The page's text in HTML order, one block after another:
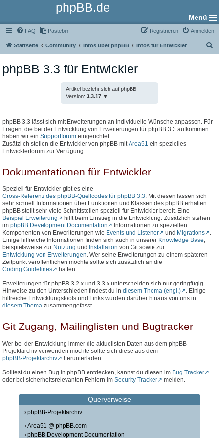
phpBB.de
Menü
FAQ Pastebin Anmelden
Registrieren
Startseite Community Infos über phpBB Infos für Entwickler
phpBB 3.3 für Entwickler
Artikel bezieht sich auf phpBB-
Version: 3.3.17
phpBB 3.3 lässt sich mit Erweiterungen an individuelle Wünsche anpassen. Für
Fragen, die bei der Entwicklung von Erweiterungen für phpBB 3.3 aufkommen
haben wir ein Supportforum eingerichtet.
Zusätzlich stellen die Entwickler von phpBB mit Area51 ein spezielles
Entwicklerforum zur Verfügung.
Dokumentationen für Entwickler
Speziell für Entwickler gibt es eine
Cross-Referenz des phpBB-Quellcodes für phpBB 3.3. Mit diesen lassen sich
sehr schnell Informationen über Funktionen und Klassen des phpBB erhalten.
phpBB stellt sehr viele Schnittstellen speziell für Entwickler bereit. Eine
Beispiel Erweiterung
hilft beim Einstieg in die Entwicklung. Zusätzlich stehen
im phpBB Development Documentation
Informationen zu speziellen
Komponenten von Erweriterungen wie Events und Listener und Migrations
.
Einige hilfreiche Informationen finden sich auch in unserer Knowledge Base,
beispielsweise zur Nutzung und Installation von Git sowie zur
Entwicklung von Erweiterungen. Wer seine Erweiterungen zu einem späteren
Zeitpunkt veröffentlichen möchte sollte sich zusätzlich an die
Coding Guidelines
halten.
Erweiterungen für phpBB 3.2.x und 3.3.x unterscheiden sich nur geringfügig.
Hinweise zu den Unterschieden findest du in diesem Thema (engl.)
. Einige
hilfreiche Entwicklungstools und Links wurden darüber hinaus von uns in
diesem Thema zusammengefasst.
Git Zugang, Mailinglisten und Bugtracker
Wer bei der Entwicklung immer die aktuellsten Daten aus dem phpBB-
Projektarchiv verwenden möchte sollte sich diese aus dem
phpBB-Projektarchiv
herunterladen.
Solltest du einen Bug in phpBB entdecken, kannst du diesen im Bug Tracker
oder bei sicherheitsrelevanten Fehlern im Security Tracker melden.
Querverweise
phpBB-Projektarchiv
Area51 @ phpBB.com
phpBB Development Documentation